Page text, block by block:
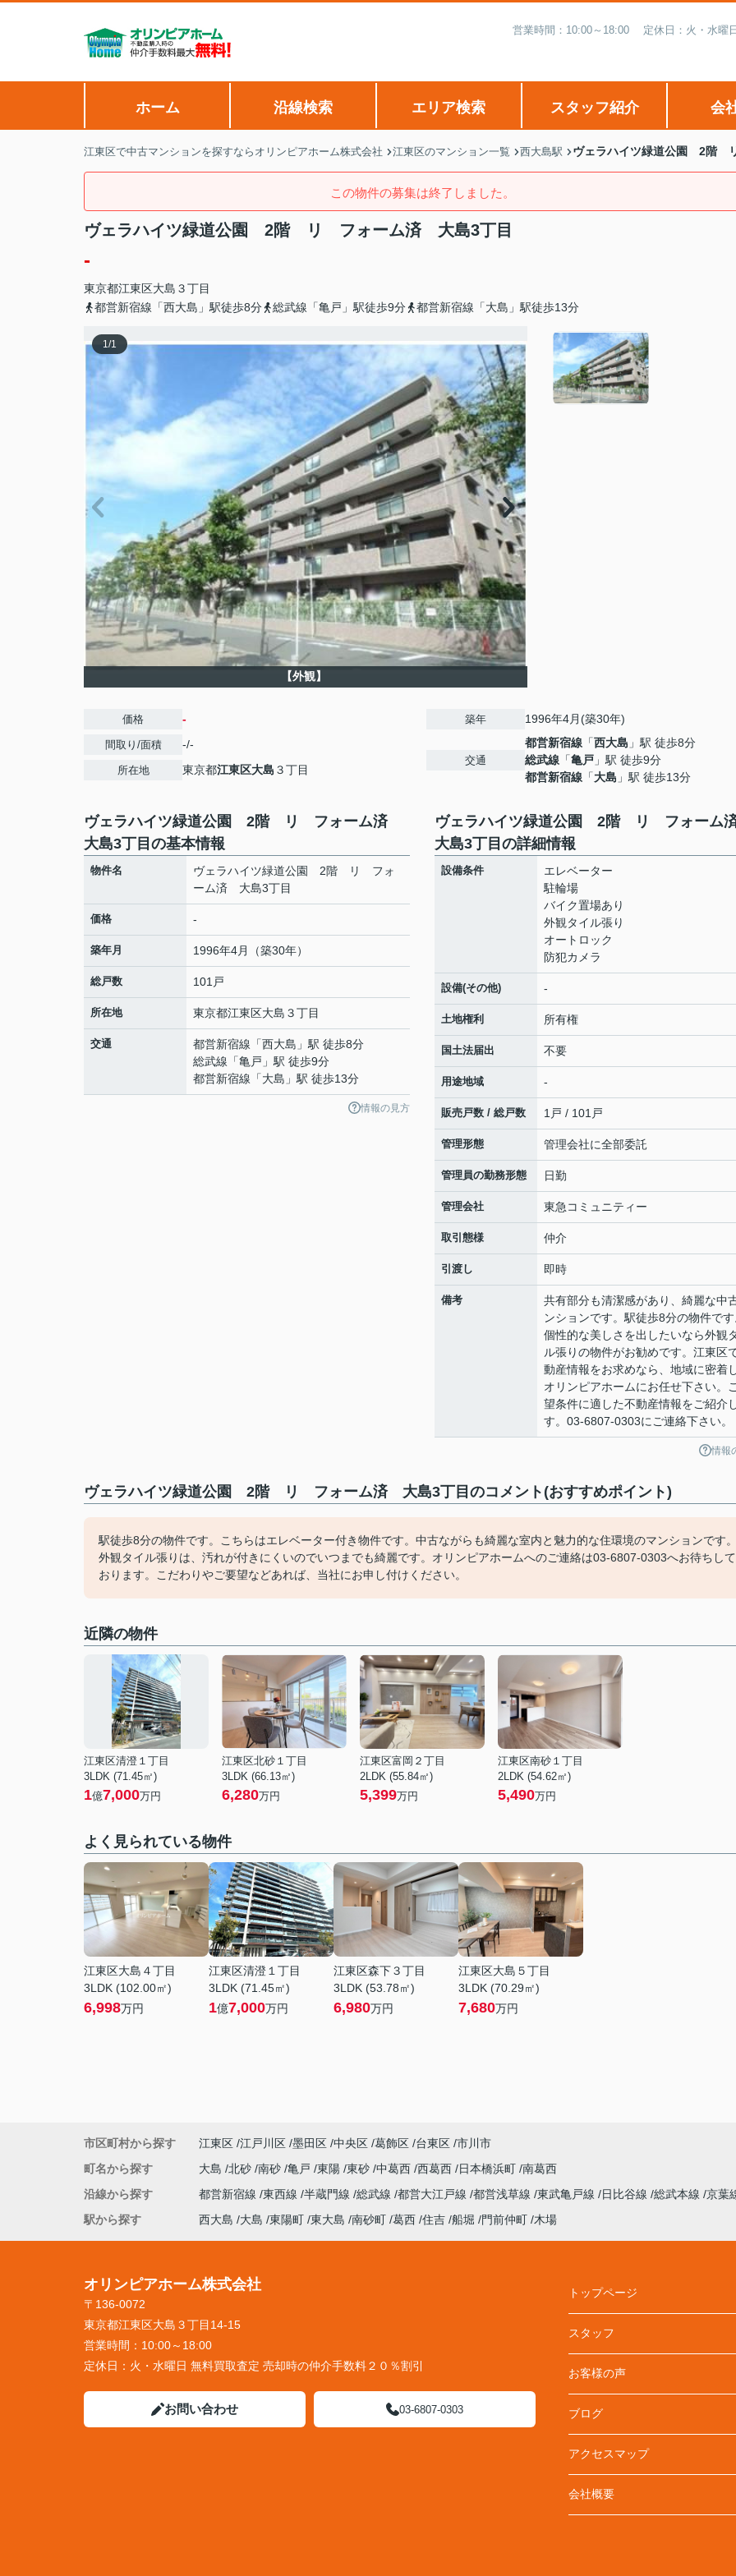
営業時間：10:00～18:00 定休日：火・水曜
ホーム 沿線検索 エリア検索 スタッフ紹介 会
江東区で中古マンションを探すならオリンピアホーム株式会社 江東区のマンション一覧 西大島駅 ヴェラハイツ緑道公園 2階
この物件の募集は終了しました。
ヴェラハイツ緑道公園 2階 リ フォーム済 大島3丁目
-
東京都江東区大島 ３丁目
都営新宿線「西大島」駅徒歩8分
総武線「亀戸」駅徒歩9分 都営新宿線「大島」駅徒歩13分
1/1
【外観】
価格 -
間取り/面積 -/-
所在地 東京都江東区大島 ３丁目
築年 1996年4月(築30年)
交通
都営新宿線 「西大島 」駅 徒歩8分
総武線 「亀戸 」駅 徒歩9分
都営新宿線 「大島 」駅 徒歩13分
ヴェラハイツ緑道公園 2階 リ フォーム済
大島3丁目の基本情報
物件名
ヴェラハイツ緑道公園 2階 リ フォ
ーム済 大島3丁目
価格 -
築年月 1996年4月（築30年）
総戸数 101戸
所在地 東京都江東区大島 ３丁目
交通 都営新宿線 「西大島 」駅 徒歩8分
総武線 「亀戸 」駅 徒歩9分
都営新宿線 「大島 」駅 徒歩13分
情報の見方
ヴェラハイツ緑道公園 2階 リ フォー
大島3丁目の詳細情報
設備条件
エレベーター
駐輪場
バイク置場あり
外観タイル張り
オートロック
防犯カメラ
設備(その他) -
土地権利 所有権
国土法届出 不要
用途地域 -
販売戸数 / 総戸数 1戸 / 101戸
管理形態 管理会社に全部委託
管理員の勤務形態 日勤
管理会社 東急コミュニティー
取引態様 仲介
引渡し 即時
備考
共有部分も清潔感があり、綺麗な中
ンションです。駅徒歩8分の物件で
個性的な美しさを出したいなら外観
ル張りの物件がお勧めです。江東区
動産情報をお求めなら、地域に密着
オリンピアホームにお任せ下さい。
望条件に適した不動産情報をご紹介
す。03-6807-0303にご連絡下さい。
情報
ヴェラハイツ緑道公園 2階 リ フォーム済 大島3丁目のコメント(おすすめポイント)
駅徒歩8分の物件です。こちらはエレベーター付き物件です。中古ながらも綺麗な室内と魅力的な住環境のマンションです
外観タイル張りは、汚れが付きにくいのでいつまでも綺麗です。オリンピアホームへのご連絡は03-6807-0303へお待ちして
おります。こだわりやご要望などあれば、当社にお申し付けください。
近隣の物件
江東区清澄１丁目
3LDK (71.45㎡)
1億7,000万円
江東区北砂１丁目
3LDK (66.13㎡)
6,280万円
江東区富岡２丁目
2LDK (55.84㎡)
5,399万円
江東区南砂１丁目
2LDK (54.62㎡)
5,490万円
よく見られている物件
江東区大島４丁目
3LDK (102.00㎡)
6,998万円
江東区清澄１丁目
3LDK (71.45㎡)
1億7,000万円
江東区森下３丁目
3LDK (53.78㎡)
6,980万円
江東区大島５丁目
3LDK (70.29㎡)
7,680万円
市区町村から探す 江東区 江戸川区 墨田区 中央区 葛飾区 台東区 市川市
町名から探す
大島 北砂 南砂 亀戸 東陽 東砂 中葛西 西葛西 日本橋浜町 南葛西
沿線から探す
都営新宿線 東西線 半蔵門線 総武線 都営大江戸線 都営浅草線 東武亀戸線 日比谷線 総武本線 京葉
駅から探す
西大島 大島 東陽町 東大島 南砂町 葛西 住吉 船堀 門前仲町 木場
オリンピアホーム株式会社
〒136-0072
東京都江東区大島３丁目14-15
営業時間： 10:00～18:00
定休日： 火・水曜日 無料買取査定 売却時の仲介手数料２０％割引
お問い合わせ 03-6807-0303
トップページ
スタッフ
お客様の声
ブログ
アクセスマップ
会社概要